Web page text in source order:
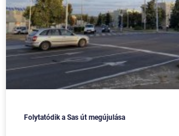
Folytatódik a Sas út megújulása